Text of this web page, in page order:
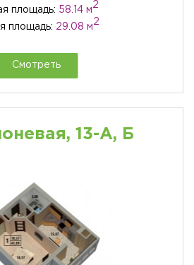
площадь: 58.14 м
2
площадь: 29.08 м
2
Смотреть
13-А, Б